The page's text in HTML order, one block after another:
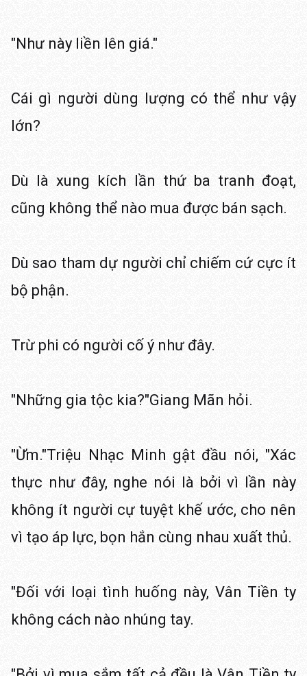
"Như này liền lên giá."
Cái gì người dùng lượng có thể như vậy
lớn?
Dù là xung kích lần thứ ba tranh đoạt,
cũng không thể nào mua được bán sạch.
Dù sao tham dự người chỉ chiếm cứ cực ít
bộ phận.
Trừ phi có người cố ý như đây.
"Những gia tộc kia?"Giang Mãn hỏi.
"Ừm."Triệu Nhạc Minh gật đầu nói, "Xác
thực như đây, nghe nói là bởi vì lần này
không ít người cự tuyệt khế ước, cho nên
vì tạo áp lực, bọn hắn cùng nhau xuất thủ.
"Đối với loại tình huống này, Vân Tiền ty
không cách nào nhúng tay.